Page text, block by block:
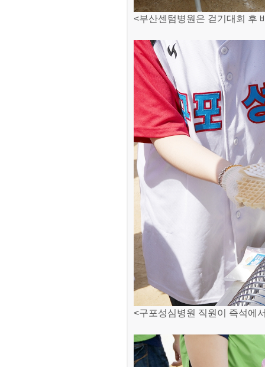
<부산센텀병원은 걷기대회 후
<구포성심병원 직원이 즉석에